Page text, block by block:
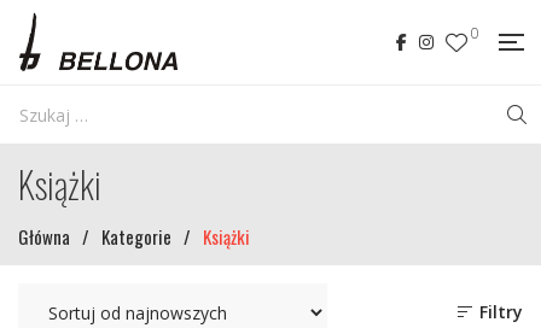
0
Książki
Główna / Kategorie / Książki
Filtry